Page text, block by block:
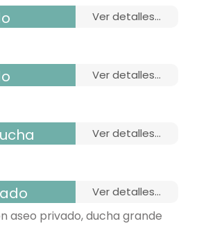
ver detalles...
ver detalles...
bonitas vistas,
ver detalles...
ver detalles...
aseo privado, ducha grande